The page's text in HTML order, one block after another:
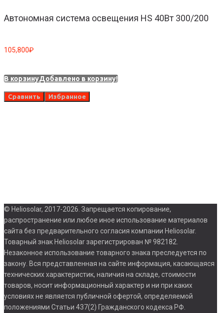
Автономная система освещения HS 40Вт 300/200
105,800₽
В корзинуДобавлено в корзину!
Сравнить Избранное
© Heliosolar, 2017-2026. Запрещается копирование,
распространение или любое иное использование материалов
сайта без предварительного согласия компании Heliosolar.
Товарный знак Heliosolar зарегистрирован № 982182.
Незаконное использование товарного знака преследуется по
закону. Вся представленная на сайте информация, касающаяся
технических характеристик, наличия на складе, стоимости
товаров, носит информационный характер и ни при каких
условиях не является публичной офертой, определяемой
положениями Статьи 437(2) Гражданского кодекса РФ.